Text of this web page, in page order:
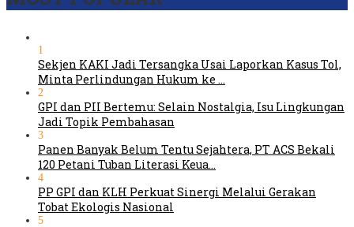
1
Sekjen KAKI Jadi Tersangka Usai Laporkan Kasus Tol,
Minta Perlindungan Hukum ke …
2
GPI dan PII Bertemu: Selain Nostalgia, Isu Lingkungan
Jadi Topik Pembahasan
3
Panen Banyak Belum Tentu Sejahtera, PT ACS Bekali
120 Petani Tuban Literasi Keua…
4
PP GPI dan KLH Perkuat Sinergi Melalui Gerakan
Tobat Ekologis Nasional
5